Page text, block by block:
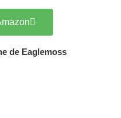
de Eaglemoss